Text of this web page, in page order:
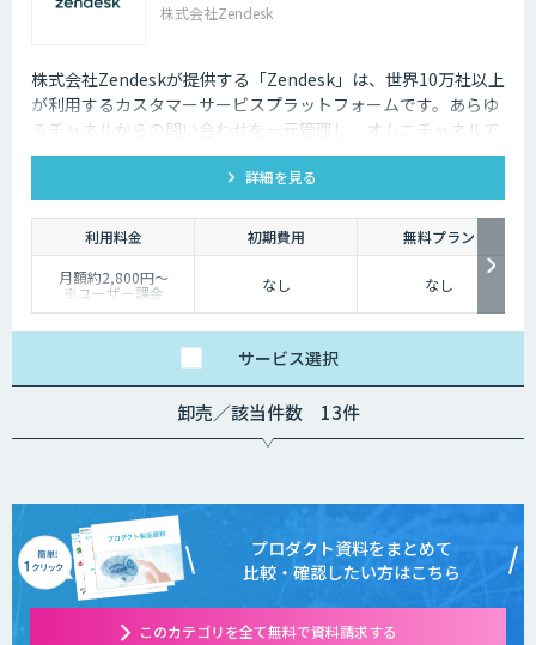
株式会社Zendesk
株式会社Zendeskが提供する「Zendesk」は、世界10万社以上
が利用するカスタマーサービスプラットフォームです。あらゆ
るチャネルからの問い合わせを一元管理し、オムニチャネルで
一貫性のある優れた顧客体験を実現できます。
詳細を見る
利用料金 初期費用
無料プラン
月額約2,800円〜
※ユーザー課金 なし なし
サービス選択
卸売／該当件数 13件
プロダクト資料をまとめて
比較・確認したい方はこちら
このカテゴリを全て無料で資料請求する